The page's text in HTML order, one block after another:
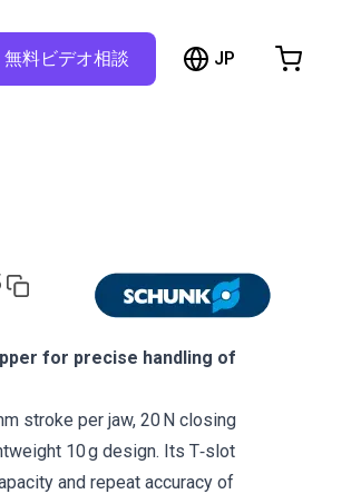
無料ビデオ相談 JP
for precise handling of
stroke per jaw, 20 N closing
10 g design. Its T‑slot
and repeat accuracy of